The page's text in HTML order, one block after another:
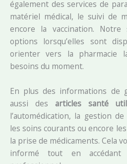
également des services de
matériel médical, le suivi de
encore la vaccination.
options lorsqu’elles sont
orienter vers la pharmacie
besoins du moment.
En plus des informations de
aussi des articles santé
l’automédication, la gestion
les soins courants ou encore
la prise de médicaments. Cela
informé tout en